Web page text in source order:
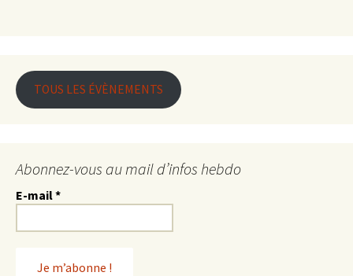
TOUS LES ÉVÈNEMENTS
Abonnez-vous au mail d’infos hebdo
E-mail*